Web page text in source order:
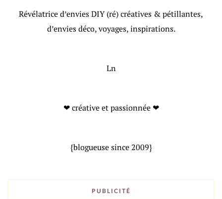
Révélatrice d’envies DIY (ré) créatives & pétillantes,
d’envies déco, voyages, inspirations.
Ln
❤ créative et passionnée ❤
{blogueuse since 2009}
PUBLICITÉ